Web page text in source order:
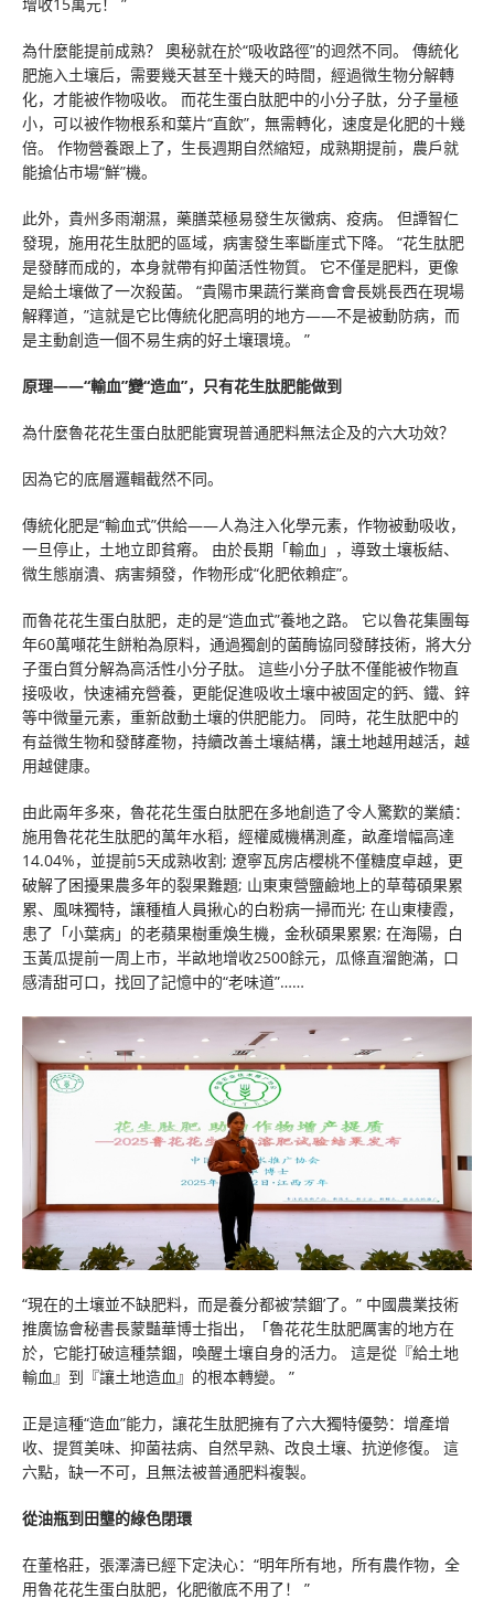
為什麼能提前成熟？ 奧秘就在於“吸收路徑”的迥然不同。 傳統化
肥施入土壤后，需要幾天甚至十幾天的時間，經過微生物分解轉
化，才能被作物吸收。 而花生蛋白肽肥中的小分子肽，分子量極
小，可以被作物根系和葉片“直飲”，無需轉化，速度是化肥的十幾
倍。 作物營養跟上了，生長週期自然縮短，成熟期提前，農戶就
能搶佔市場“鮮”機。
此外，貴州多雨潮濕，藥膳菜極易發生灰黴病、疫病。 但譚智仁
發現，施用花生肽肥的區域，病害發生率斷崖式下降。 “花生肽肥
是發酵而成的，本身就帶有抑菌活性物質。 它不僅是肥料，更像
是給土壤做了一次殺菌。 “貴陽市果蔬行業商會會長姚長西在現場
解釋道，”這就是它比傳統化肥高明的地方——不是被動防病，而
是主動創造一個不易生病的好土壤環境。 ”
原理——“輸血”變“造血”，只有花生肽肥能做到
為什麼魯花花生蛋白肽肥能實現普通肥料無法企及的六大功效？
因為它的底層邏輯截然不同。
傳統化肥是“輸血式”供給——人為注入化學元素，作物被動吸收，
一旦停止，土地立即貧瘠。 由於長期「輸血」，導致土壤板結、
微生態崩潰、病害頻發，作物形成“化肥依賴症”。
而魯花花生蛋白肽肥，走的是“造血式”養地之路。 它以魯花集團每
年60萬噸花生餅粕為原料，通過獨創的菌酶協同發酵技術，將大分
子蛋白質分解為高活性小分子肽。 這些小分子肽不僅能被作物直
接吸收，快速補充營養，更能促進吸收土壤中被固定的鈣、鐵、鋅
等中微量元素，重新啟動土壤的供肥能力。 同時，花生肽肥中的
有益微生物和發酵產物，持續改善土壤結構，讓土地越用越活，越
用越健康。
由此兩年多來，魯花花生蛋白肽肥在多地創造了令人驚歎的業績：
施用魯花花生肽肥的萬年水稻，經權威機構測產，畝產增幅高達
14.04%，並提前5天成熟收割; 遼寧瓦房店櫻桃不僅糖度卓越，更
破解了困擾果農多年的裂果難題; 山東東營鹽鹼地上的草莓碩果累
累、風味獨特，讓種植人員揪心的白粉病一掃而光; 在山東棲霞，
患了「小葉病」的老蘋果樹重煥生機，金秋碩果累累; 在海陽，白
玉黃瓜提前一周上市，半畝地增收2500餘元，瓜條直溜飽滿，口
感清甜可口，找回了記憶中的“老味道”……
“現在的土壤並不缺肥料，而是養分都被’禁錮’了。” 中國農業技術
推廣協會秘書長蒙豔華博士指出，「魯花花生肽肥厲害的地方在
於，它能打破這種禁錮，喚醒土壤自身的活力。 這是從『給土地
輸血』到『讓土地造血』的根本轉變。 ”
正是這種“造血”能力，讓花生肽肥擁有了六大獨特優勢：增產增
收、提質美味、抑菌祛病、自然早熟、改良土壤、抗逆修復。 這
六點，缺一不可，且無法被普通肥料複製。
從油瓶到田壟的綠色閉環
在董格莊，張澤濤已經下定決心：“明年所有地，所有農作物，全
用魯花花生蛋白肽肥，化肥徹底不用了！ ”